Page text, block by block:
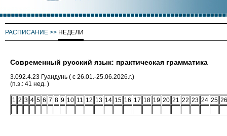
РАСПИСАНИЕ >> НЕДЕЛИ
Современный русский язык: практическая грамматика
3.092.4.23 Гуандунь ( с 26.01.-25.06.2026.г.)
(п.з.: 41 нед. )
1 2 3 4 5 6 7 8 9 10 11 12 13 14 15 16 17 18 19 20 21 22 23 24 25 26